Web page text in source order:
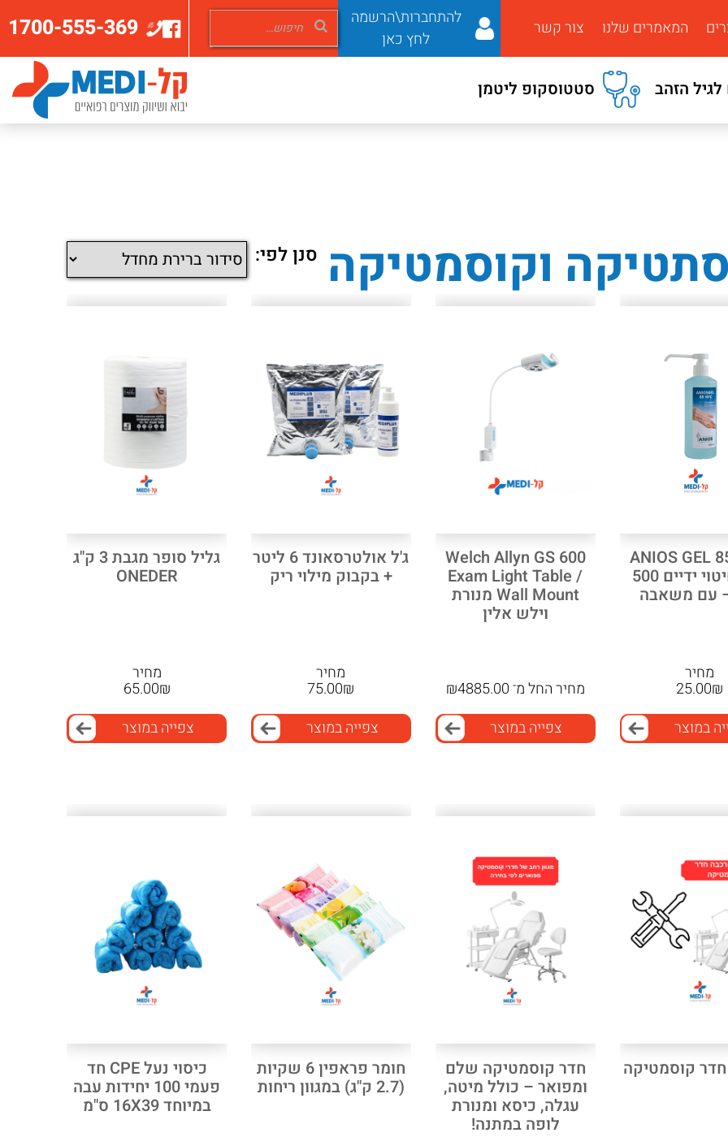
המאמרים שלנו צור קשר
להתחברות\הרשמה
לחץ כאן
1700-555-369
לגיל הזהב סטטוסקופ ליטמן
סנן לפי: וקוסמטיקה
ANIOS GEL
ג’ל לחיטוי ידיים 500
עם משאבה
מחיר
₪
25.00
במוצר
Welch Allyn GS 600
Exam Light Table /
Wall Mount מנורת
וילש אלין
מחירהחל מ־ ₪4885.00
צפייה במוצר
ג'ל אולטרסאונד 6 ליטר
+ בקבוק מילוי ריק
מחיר
₪
75.00
צפייה במוצר
גליל סופר מגבת 3 ק"ג
ONEDER
מחיר
₪
65.00
צפייה במוצר
קוסמטיקה חדר קוסמטיקה שלם
ומפואר – כולל מיטה,
עגלה, כיסא ומנורת
לופה במתנה!
חומר פראפין 6 שקיות
(2.7 ק"ג) במגוון ריחות
כיסוי נעל CPE חד
פעמי 100 יחידות עבה
במיוחד 16X39 ס"מ